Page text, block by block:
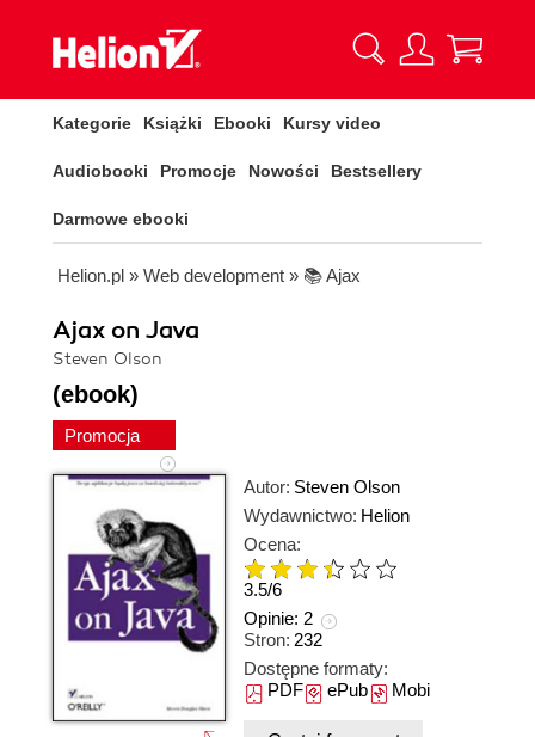
Kategorie Książki Ebooki Kursy video
Audiobooki Promocje Nowości Bestsellery
Darmowe ebooki
Helion.pl » Web development » 📚 Ajax
Ajax on Java
Steven Olson
(ebook)
Promocja
Autor: Steven Olson
Wydawnictwo: Helion
Ocena:
3.5/6
Opinie: 2
Stron: 232
Dostępne formaty:
PDFePubMobi